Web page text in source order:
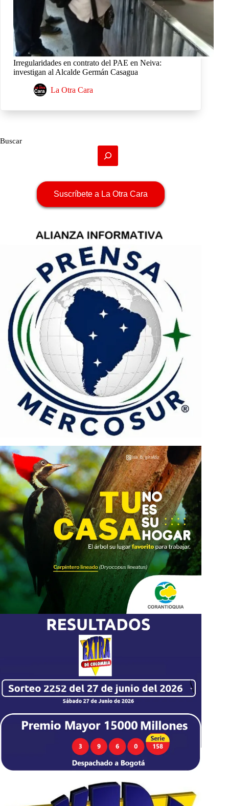
Irregularidades en contrato del PAE en Neiva:
investigan al Alcalde Germán Casagua
La Otra Cara
Buscar
Suscríbete a La Otra Cara